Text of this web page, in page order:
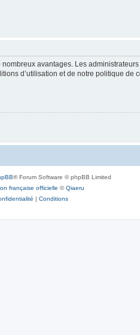
avantages. Les
d’utilisation et de notre politique
® Forum Software © phpBB Limited
française officielle ©Qiaeru
| Conditions